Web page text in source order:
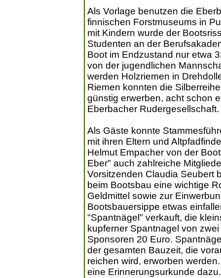
Als Vorlage benutzen die
finnischen Forstmuseums in
mit Kindern wurde der
Studenten an der
Boot im Endzustand nur etwa
von der jugendlichen
werden Holzriemen in
Riemen konnten die
günstig erwerben, acht schon
Eberbacher Rudergesellschaft.
Als Gäste konnte
mit ihren Eltern und
Helmut Empacher von der
Eber" auch zahlreiche
Vorsitzenden Claudia Seubert
beim Bootsbau eine wichtige
Geldmittel sowie zur
Bootsbauersippe etwas
"Spantnägel" verkauft, die
kupferner Spantnagel von
Sponsoren 20 Euro.
der gesamten Bauzeit, die
reichen wird, erworben
eine Erinnerungsurkunde dazu.